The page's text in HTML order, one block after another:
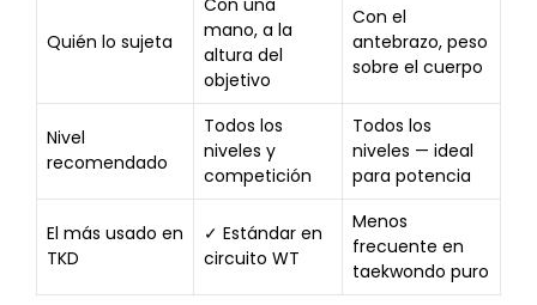
Quién lo sujeta
Con una
mano, a la
altura del
objetivo
Con el
antebrazo, peso
sobre el cuerpo
Nivel
recomendado
Todos los
niveles y
competición
Todos los
niveles — ideal
para potencia
El más usado en
TKD
✓ Estándar en
circuito WT
Menos
frecuente en
taekwondo puro